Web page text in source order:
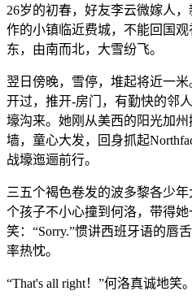
26岁的初春，好友李云微嫁人
作的小镇临近费城，不能回国
东，由南而北，大雪纷飞。
翌日傍晚，雪停，堆起将近一
开过，推开-房门，有勤快的邻
壕沟来。她刚从美西的阳光加
墙，童心大发，回身抓起
战壕迤逦前行。
三五个褐色卷发的波多黎各少
个孩子不小心撞到何洛，带得
笑：“Sorry.”惯讲西班牙语的唇
率热忱。
“That's all right！”何洛真诚地笑。